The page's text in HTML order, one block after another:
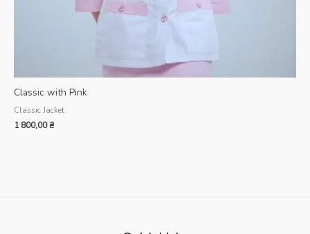
Classic with Pink
Classic Jacket
1 800,00₴